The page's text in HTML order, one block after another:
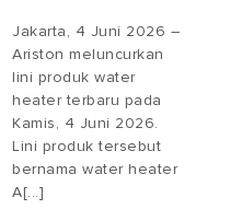
Jakarta, 4 Juni 2026 –
Ariston meluncurkan
lini produk water
heater terbaru pada
Kamis, 4 Juni 2026.
Lini produk tersebut
bernama water heater
A[...]